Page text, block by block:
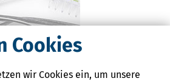
Cookies
wir Cookies ein, um unsere